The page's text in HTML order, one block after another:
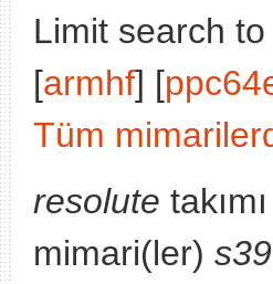
Limit search
[armhf] [
Tüm
resolute
mimari(ler)